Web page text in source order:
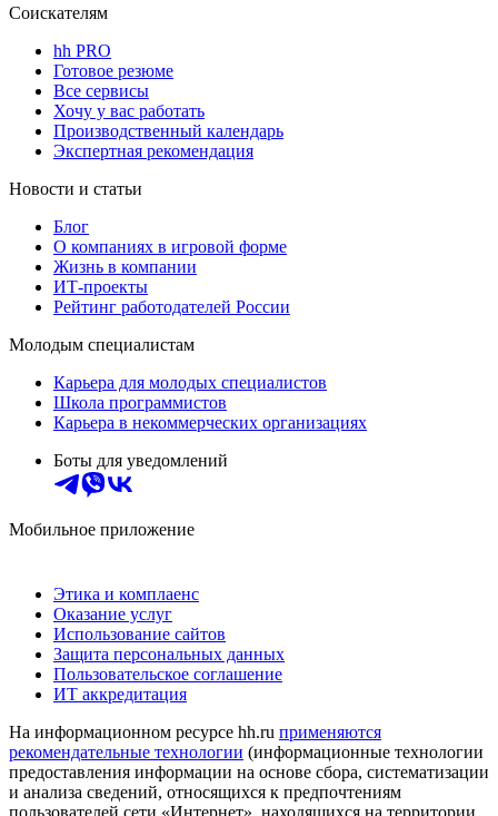
Соискателям
hh PRO
Готовое резюме
Все сервисы
Хочу у вас работать
Производственный календарь
Экспертная рекомендация
Новости и статьи
Блог
О компаниях в игровой форме
Жизнь в компании
ИТ-проекты
Рейтинг работодателей России
Молодым специалистам
Карьера для молодых специалистов
Школа программистов
Карьера в некоммерческих организациях
Боты для уведомлений
Мобильное приложение
Этика и комплаенс
Оказание услуг
Использование сайтов
Защита персональных данных
Пользовательское соглашение
ИТ аккредитация
На информационном ресурсе hh.ru применяются
рекомендательные технологии (информационные технологии
предоставления информации на основе сбора, систематизации
и анализа сведений, относящихся к предпочтениям
пользователей сети «Интернет», находящихся на территории